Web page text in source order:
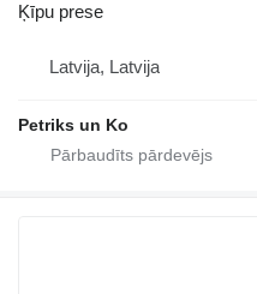
Ķīpu prese
Latvija, Latvija
Petriks un Ko